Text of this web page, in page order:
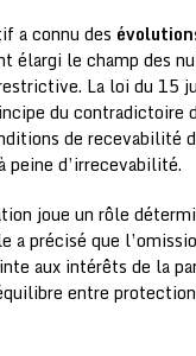
a connu des
élargi le champ des
La loi du 15
du contradictoire
de recevabilité
peine d’irrecevabilité.
joue un rôle
a précisé que
aux intérêts de la
entre